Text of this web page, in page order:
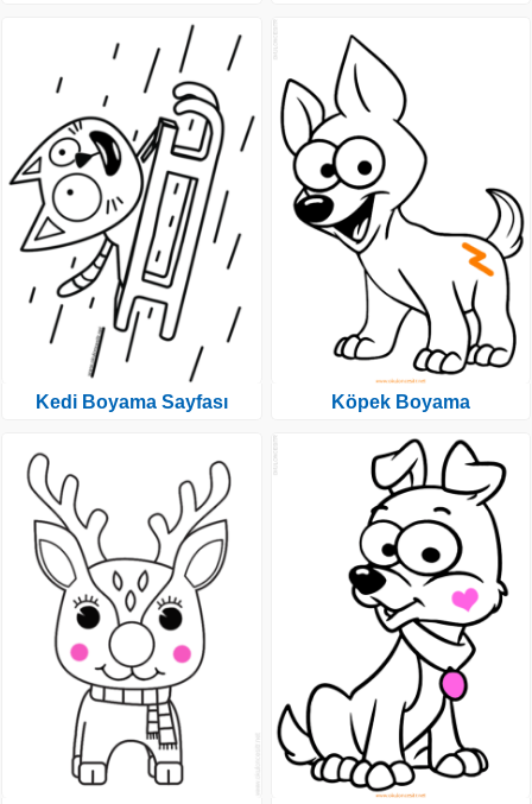
Kedi Boyama Sayfası Köpek Boyama